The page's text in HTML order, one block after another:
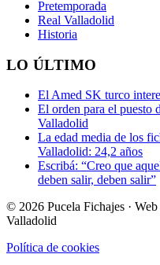
Pretemporada
Real Valladolid
Historia
LO ÚLTIMO
El Amed SK turco
El orden para el puesto
Valladolid
La edad media de los
Valladolid: 24,2 años
Escribá: “Creo que
deben salir, deben salir”
© 2026 Pucela Fichajes ·
Valladolid
Política de cookies